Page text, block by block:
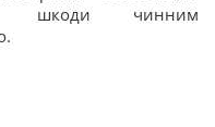
шкоди чинним